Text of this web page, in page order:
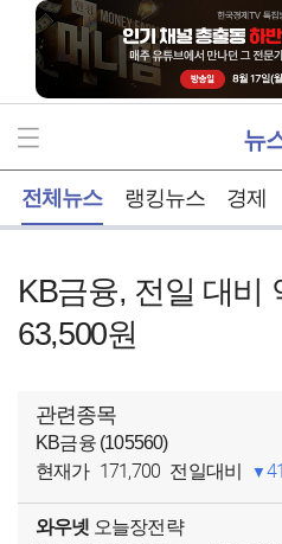
뉴
전체뉴스 랭킹뉴스 경제
KB금융, 전일 대비
63,500원
관련종목
KB금융 (105560)
현재가 171,700 전일대비
와우넷 오늘장전략